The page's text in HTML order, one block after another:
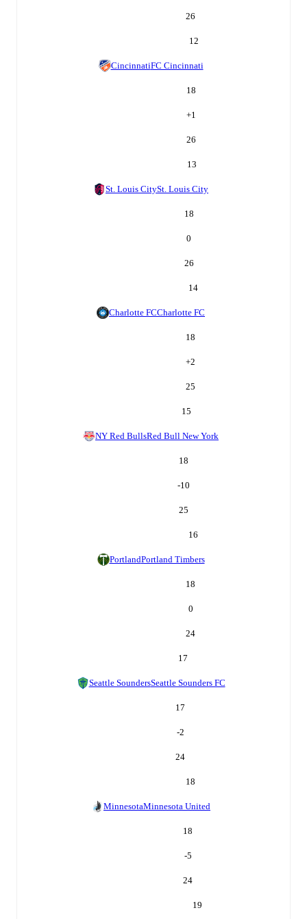
26
12
CincinnatiFC Cincinnati
18
+1
26
13
St. Louis CitySt. Louis City
18
0
26
14
Charlotte FCCharlotte FC
18
+2
25
15
NY Red BullsRed Bull New York
18
-10
25
16
PortlandPortland Timbers
18
0
24
17
Seattle SoundersSeattle Sounders FC
17
-2
24
18
MinnesotaMinnesota United
18
-5
24
19